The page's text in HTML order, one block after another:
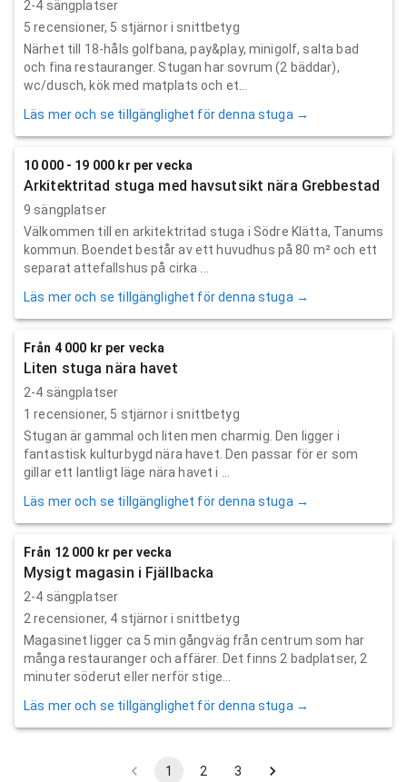
2-4 sängplatser
5 recensioner, 5 stjärnor i snittbetyg
Närhet till 18-håls golfbana, pay&play, minigolf, salta bad
och fina restauranger. Stugan har sovrum (2 bäddar),
wc/dusch, kök med matplats och et...
Läs mer och se tillgänglighet för denna stuga →
10 000 - 19 000 kr per vecka
Arkitektritad stuga med havsutsikt nära Grebbestad
9 sängplatser
Välkommen till en arkitektritad stuga i Södre Klätta, Tanums
kommun. Boendet består av ett huvudhus på 80 m² och ett
separat attefallshus på cirka ...
Läs mer och se tillgänglighet för denna stuga →
Från 4 000 kr per vecka
Liten stuga nära havet
2-4 sängplatser
1 recensioner, 5 stjärnor i snittbetyg
Stugan är gammal och liten men charmig. Den ligger i
fantastisk kulturbygd nära havet. Den passar för er som
gillar ett lantligt läge nära havet i ...
Läs mer och se tillgänglighet för denna stuga →
Från 12 000 kr per vecka
Mysigt magasin i Fjällbacka
2-4 sängplatser
2 recensioner, 4 stjärnor i snittbetyg
Magasinet ligger ca 5 min gångväg från centrum som har
många restauranger och affärer. Det finns 2 badplatser, 2
minuter söderut eller nerför stige...
Läs mer och se tillgänglighet för denna stuga →
1 2 3